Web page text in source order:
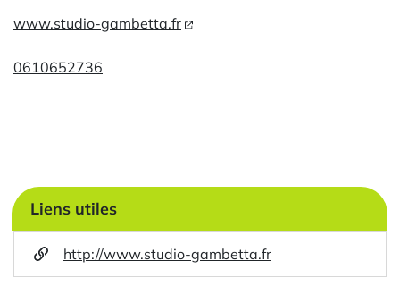
www.studio-gambetta.fr
0610652736
Liens utiles
http://www.studio-gambetta.fr